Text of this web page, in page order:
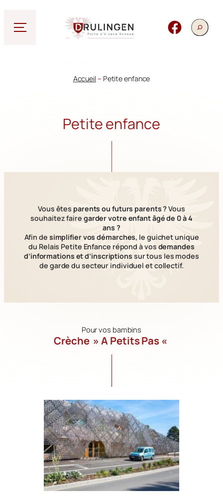
contenu
Facebook
Rechercher
Accueil– Petite enfance
Petite enfance
Vous êtes parents ou futurs parents ?Vous
souhaitez faire garder votre enfant âgé de 0 à 4
ans ?
Afin de simplifier vos démarches, le guichet unique
du Relais Petite Enfance répond à vos demandes
d’informations et d’inscriptions sur tous les modes
de garde du secteur individuel et collectif.
Pour vos bambins
Crèche » A Petits Pas «